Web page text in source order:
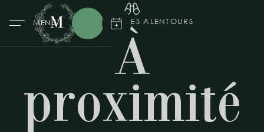
MENU DÉCOUVREZ LES ALENTOURS
À
proximité